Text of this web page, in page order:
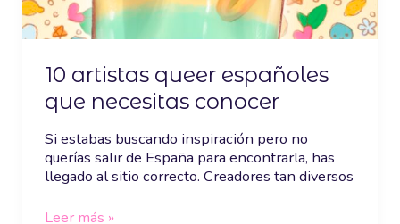
10 artistas queer españoles
que necesitas conocer
Si estabas buscando inspiración pero no
querías salir de España para encontrarla, has
llegado al sitio correcto. Creadores tan diversos
Leer más »